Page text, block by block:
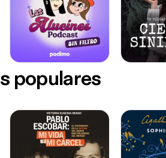
populares